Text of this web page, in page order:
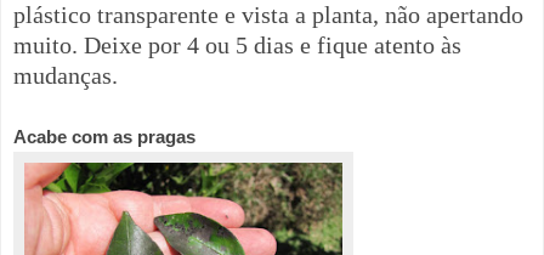
plástico transparente e vista a planta, não apertando
muito. Deixe por 4 ou 5 dias e fique atento às
mudanças.
Acabe com as pragas